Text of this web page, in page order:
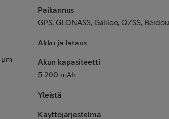
Paikannus
GPS, GLONASS, Galileo, QZSS, Beidou
Akku ja lataus
Akun kapasiteetti
5 200 mAh
Yleistä
Käyttöjärjestelmä